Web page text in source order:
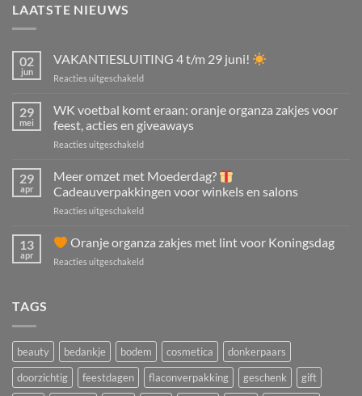
LAATSTE NIEUWS
02
jun
VAKANTIESLUITING 4 t/m 29 juni!
Reacties uitgeschakeldvoor
29
juni!
29
mei
WK voetbal komt eraan: oranje organza zakjes voor
feest, acties en giveaways
Reacties uitgeschakeldvoor
voetbal
eraan:
oranje
zakjes
feest,
29
apr
Meer omzet met Moederdag?
Cadeauverpakkingen voor winkels en salons
Reacties uitgeschakeldvoor
Moederdag?
13
apr
Oranje organza zakjes met lint voor Koningsdag
Reacties uitgeschakeldvoor
lint
voor
Koningsdag
TAGS
beauty bedankje bodem cosmetica
donkerpaars
doorzichtig
feestdagen flaconverpakking geschenk
gift